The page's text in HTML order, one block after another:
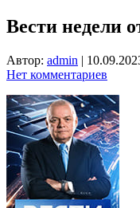
Вести недели
Автор: admin |
Нет комментариев